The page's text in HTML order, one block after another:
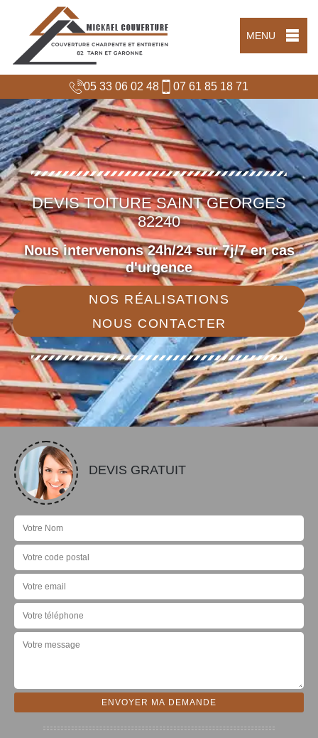
MENU
05 33 06 02 48 07 61 85 18 71
DEVIS TOITURE SAINT GEORGES
82240
Nous intervenons 24h/24 sur 7j/7 en cas
d'urgence
NOS RÉALISATIONS
NOUS CONTACTER
DEVIS GRATUIT